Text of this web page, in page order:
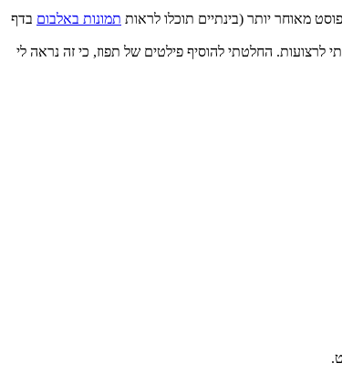
מאוחר יותר (בינתיים תוכלו לראות תמונות באלבום בדף
החלטתי להוסיף פילטים של תפוז, כי זה נראה לי